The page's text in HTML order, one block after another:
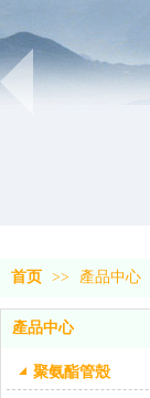
首页 >> 產品中心
產品中心
聚氨酯管殼